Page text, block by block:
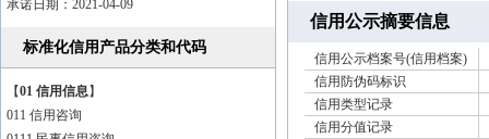
承诺日期：2021-04-09
标准化信用产品分类和代码
【01 信用信息】
011 信用咨询
信用公示摘要信息
信用公示档案号(信用档案)
信用防伪码标识
信用类型记录
信用分值记录